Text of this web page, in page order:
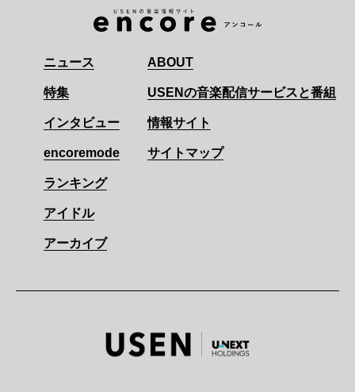
ニュース
特集
インタビュー
encoremode
ランキング
アイドル
アーカイブ
ABOUT
USENの音楽配信サービスと番組
情報サイト
サイトマップ